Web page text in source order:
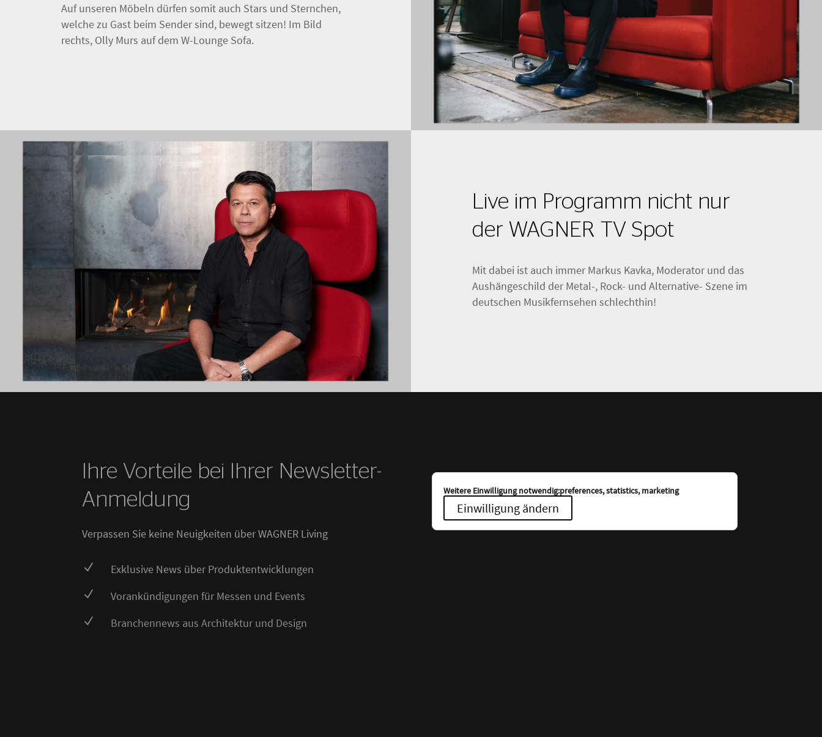
Auf unseren Möbeln dürfen somit auch Stars und Sternchen,
welche zu Gast beim Sender sind, bewegt sitzen! Im Bild
rechts, Olly Murs auf dem W-Lounge Sofa.
Live im Programm nicht nur
der WAGNER TV Spot
Mit dabei ist auch immer Markus Kavka, Moderator und das
Aushängeschild der Metal-, Rock- und Alternative- Szene im
deutschen Musikfernsehen schlechthin!
Ihre Vorteile bei Ihrer Newsletter-
Anmeldung
Verpassen Sie keine Neuigkeiten über WAGNER Living
N Exklusive News über Produktentwicklungen
N Vorankündigungen für Messen und Events
N Branchennews aus Architektur und Design
Weitere Einwilligung notwendig:preferences, statistics, marketing
Einwilligung ändern